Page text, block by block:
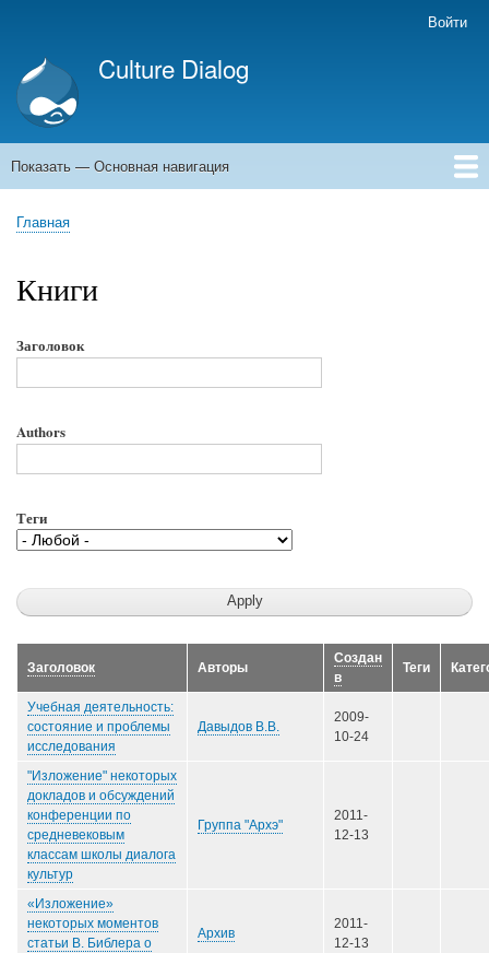
основному
содержанию
учётной
записи
пользователя
Войти
Culture Dialog
Основная
Показать — Основная навигация
Главная
Книги
Авторы
Kомментарии
Архивы емейлов
Форумы
Строка
Главная
Книги
Заголовок
Authors
Теги
Заголовок Авторы
Создан
в
Теги
Учебная деятельность:
состояние и проблемы
исследования
Давыдов В.В.
2009-
10-24
"Изложение" некоторых
докладов и обсуждений
конференции по
средневековым
классам школы диалога
культур
Группа "Архэ"
2011-
12-13
«Изложение»
некоторых моментов
статьи В. Библера о
Архив
2011-
12-13